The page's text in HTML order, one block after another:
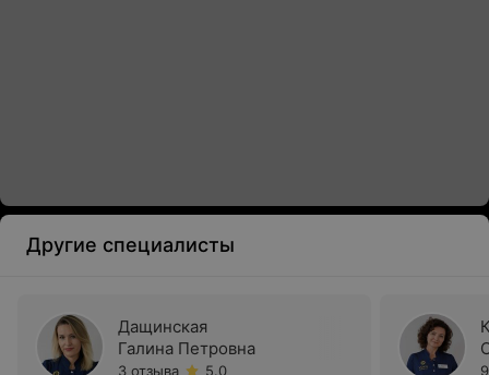
Другие специалисты
Дащинская
Галина Петровна
3 отзыва
5.0